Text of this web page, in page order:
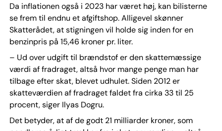
Da inflationen også i 2023 har været høj, kan bilisterne
se frem til endnu et afgiftshop. Alligevel skønner
Skatterådet, at stigningen vil holde sig inden for en
benzinpris på 15,46 kroner pr. liter.
– Ud over udgift til brændstof er den skattemæssige
værdi af fradraget, altså hvor mange penge man har
tilbage efter skat, blevet udhulet. Siden 2012 er
skatteværdien af fradraget faldet fra cirka 33 til 25
procent, siger Ilyas Dogru.
Det betyder, at af de godt 21 milliarder kroner, som